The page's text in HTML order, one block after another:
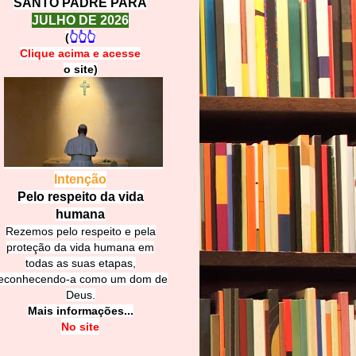
SANTO PADRE PARA
JULHO DE 2026
(👆👆👆
Clique acima e acesse
o site)
Intenção
Pelo respeito da vida
humana
Rezemos pelo respeito e pela
proteção da vida humana em
todas as suas etapas,
a como um dom de
Deus.
Mais informações...
No site